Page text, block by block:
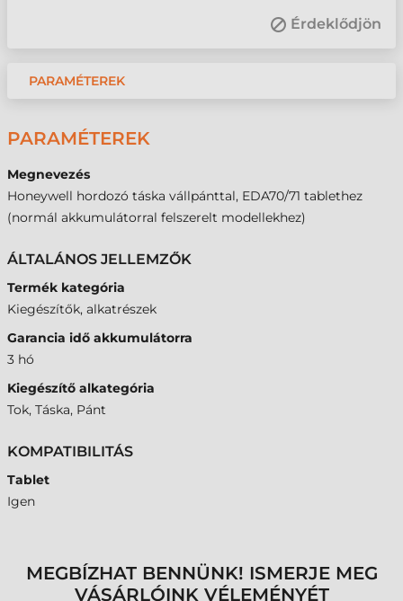
Érdeklődjön
PARAMÉTEREK
PARAMÉTEREK
Megnevezés
Honeywell hordozó táska vállpánttal, EDA70/71 tablethez
(normál akkumulátorral felszerelt modellekhez)
ÁLTALÁNOS JELLEMZŐK
Termék kategória
Kiegészítők, alkatrészek
Garancia idő akkumulátorra
3 hó
Kiegészítő alkategória
Tok, Táska, Pánt
KOMPATIBILITÁS
Tablet
Igen
MEGBÍZHAT BENNÜNK! ISMERJE MEG
VÁSÁRLÓINK VÉLEMÉNYÉT